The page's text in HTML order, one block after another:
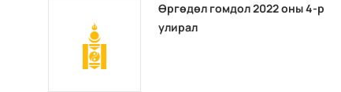
Өргөдөл гомдол 2022 оны 4-р
улирал